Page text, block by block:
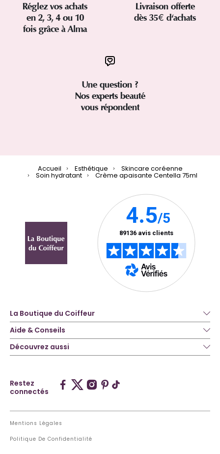
Réglez vos achats
en 2, 3, 4 ou 10
fois grâce à Alma
Livraison offerte
dès 35€ d'achats
Une question ?
Nos experts beauté
vous répondent
Accueil Esthétique Skincare coréenne
Soin hydratant Crème apaisante Centella 75ml
La Boutique du Coiffeur
Aide & Conseils
Découvrez aussi
Restez
connectés
Mentions Légales
Politique De Confidentialité